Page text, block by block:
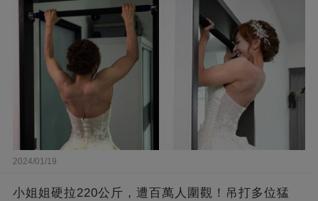
2024/01/19
小姐姐硬拉220公斤，遭百萬人圍觀！吊打多位猛